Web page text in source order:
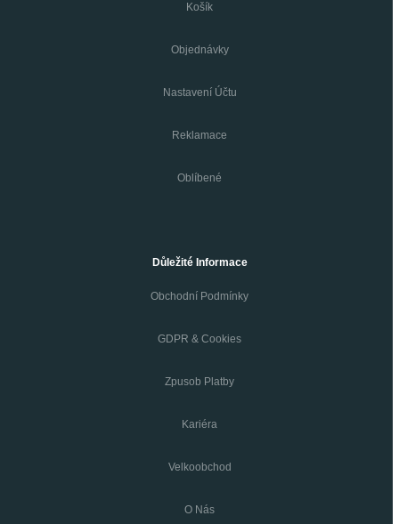
Košík
Objednávky
Nastavení Účtu
Reklamace
Oblíbené
Důležité Informace
Obchodní Podmínky
GDPR & Cookies
Zpusob Platby
Kariéra
Velkoobchod
O Nás